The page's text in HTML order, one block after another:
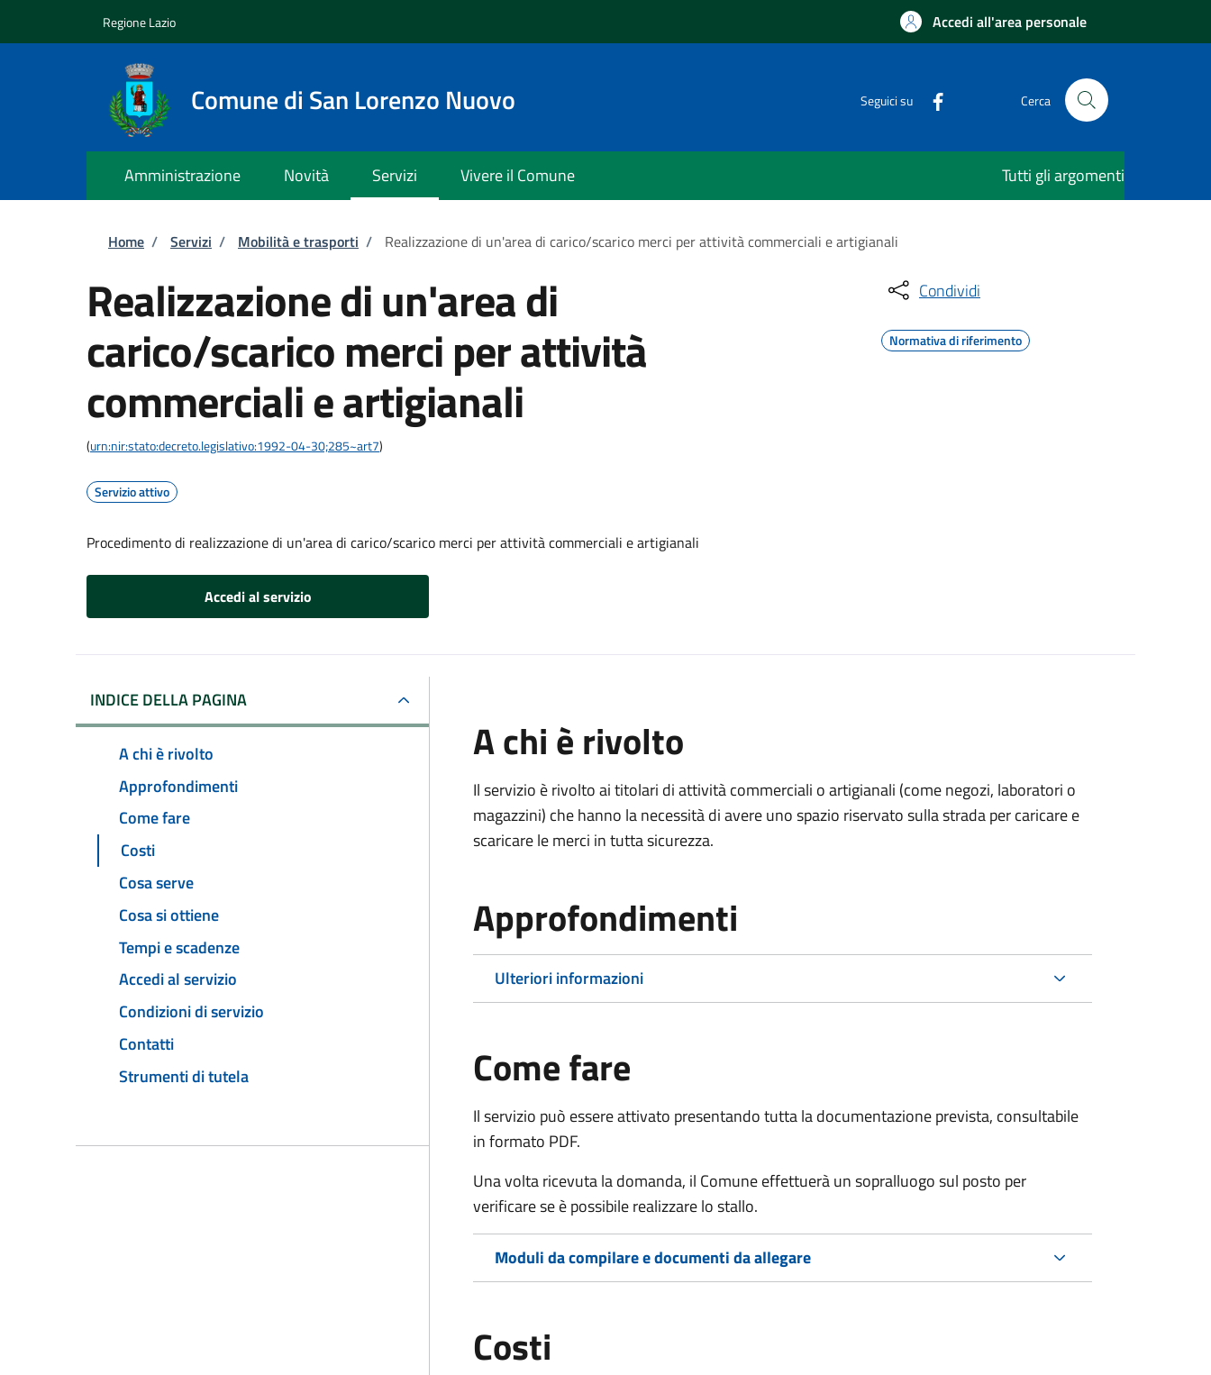
Regione Lazio Accedi all'area personale
Comune di San Lorenzo Nuovo Seguici su Cerca
Amministrazione Novità Servizi Vivere il Comune Tutti gli argomenti
Briciole di pane
Home / Servizi / Mobilità e trasporti / Realizzazione di un'area di carico/scarico merci per attività commerciali e artigianali
Realizzazione di un'area di
carico/scarico merci per attività
commerciali e artigianali
(urn:nir:stato:decreto.legislativo:1992-04-30;285~art7)
Servizio attivo
Procedimento di realizzazione di un'area di carico/scarico merci per attività commerciali e artigianali
Accedi al servizio
Condividi
Normativa di riferimento
INDICE DELLA PAGINA
A chi è rivolto
Approfondimenti
Come fare
Costi
Cosa serve
Cosa si ottiene
Tempi e scadenze
Accedi al servizio
Condizioni di servizio
Contatti
Strumenti di tutela
A chi è rivolto
Il servizio è rivolto ai titolari di attività commerciali o artigianali (come negozi, laboratori o
magazzini) che hanno la necessità di avere uno spazio riservato sulla strada per caricare e
scaricare le merci in tutta sicurezza.
Approfondimenti
Ulteriori informazioni
Come fare
Il servizio può essere attivato presentando tutta la documentazione prevista, consultabile
in formato PDF.
Una volta ricevuta la domanda, il Comune effettuerà un sopralluogo sul posto per
verificare se è possibile realizzare lo stallo.
Moduli da compilare e documenti da allegare
Costi